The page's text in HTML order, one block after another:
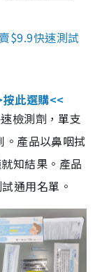
$9.9快速測試
按此選購<<
檢測劑，單支
產品以鼻咽拭
知結果。產品
通用名單。